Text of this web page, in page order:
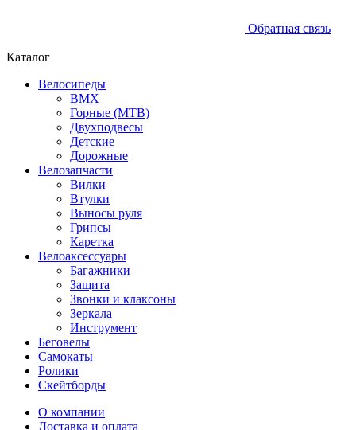
Обратная связь
Каталог
Велосипеды
BMX
Горные (MTB)
Двухподвесы
Детские
Дорожные
Велозапчасти
Вилки
Втулки
Выносы руля
Грипсы
Каретка
Велоаксессуары
Багажники
Защита
Звонки и клаксоны
Зеркала
Инструмент
Беговелы
Самокаты
Ролики
Скейтборды
О компании
Доставка и оплата